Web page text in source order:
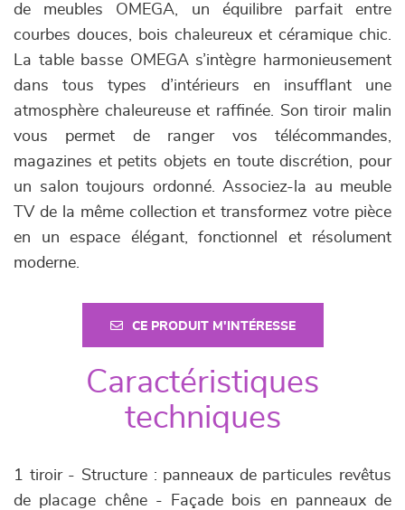
de meubles OMEGA, un équilibre parfait entre
courbes douces, bois chaleureux et céramique chic.
La table basse OMEGA s’intègre harmonieusement
dans tous types d’intérieurs en insufflant une
atmosphère chaleureuse et raffinée. Son tiroir malin
vous permet de ranger vos télécommandes,
magazines et petits objets en toute discrétion, pour
un salon toujours ordonné. Associez-la au meuble
TV de la même collection et transformez votre pièce
en un espace élégant, fonctionnel et résolument
moderne.
CE PRODUIT M'INTÉRESSE
Caractéristiques
techniques
1 tiroir - Structure : panneaux de particules revêtus
de placage chêne - Façade bois en panneaux de